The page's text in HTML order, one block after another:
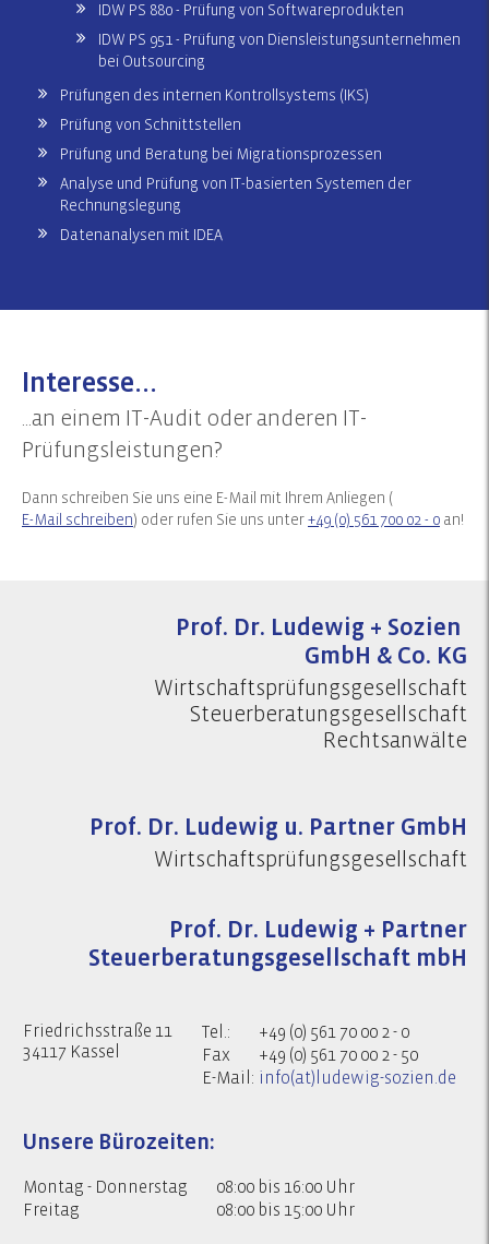
IDW PS 880 - Prüfung von Softwareprodukten
IDW PS 951 - Prüfung von Diensleistungsunternehmen
bei Outsourcing
Prüfungen des internen Kontrollsystems (IKS)
Prüfung von Schnittstellen
Prüfung und Beratung bei Migrationsprozessen
Analyse und Prüfung von IT-basierten Systemen der
Rechnungslegung
Datenanalysen mit IDEA
Interesse...
...an einem IT-Audit oder anderen IT-
Prüfungsleistungen?
Dann schreiben Sie uns eine E-Mail mit Ihrem Anliegen (
E-Mail schreiben) oder rufen Sie uns unter+49 (0) 561 700 02 - 0 an!
Prof. Dr. Ludewig + Sozien
GmbH & Co. KG
Wirtschaftsprüfungsgesellschaft
Steuerberatungsgesellschaft
Rechtsanwälte
Prof. Dr. Ludewig u. Partner GmbH
Wirtschaftsprüfungsgesellschaft
Prof. Dr. Ludewig + Partner
Steuerberatungsgesellschaft mbH
Friedrichsstraße 11
34117 Kassel
Tel.:
+49 (0) 561 70 00 2 - 0
Fax
+49 (0) 561 70 00 2 - 50
E-Mail: info(at)ludewig-sozien.de
Unsere Bürozeiten:
Montag - Donnerstag
08:00 bis 16:00 Uhr
Freitag
08:00 bis 15:00 Uhr